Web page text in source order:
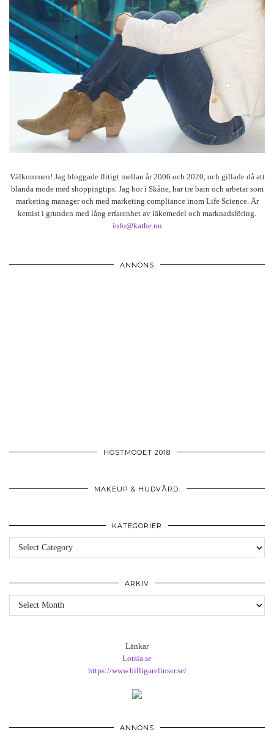
Välkommen! Jag bloggade flitigt mellan år 2006 och 2020, och gillade då att
blanda mode med shoppingtips. Jag bor i Skåne, har tre barn och arbetar som
marketing manager och med marketing compliance inom Life Science. Är
kemist i grunden med lång erfarenhet av läkemedel och marknadsföring.
info@kathe.nu
ANNONS
HÖSTMODET 2018
MAKEUP & HUDVÅRD:
KATEGORIER
Kategorier
ARKIV
Arkiv
Länkar
Lotsia.se
https://www.billigarelinser.se/
ANNONS